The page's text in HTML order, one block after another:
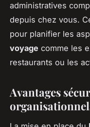
administratives
depuis chez vous.
pour planifier les
voyage comme les
restaurants ou les
Avantages